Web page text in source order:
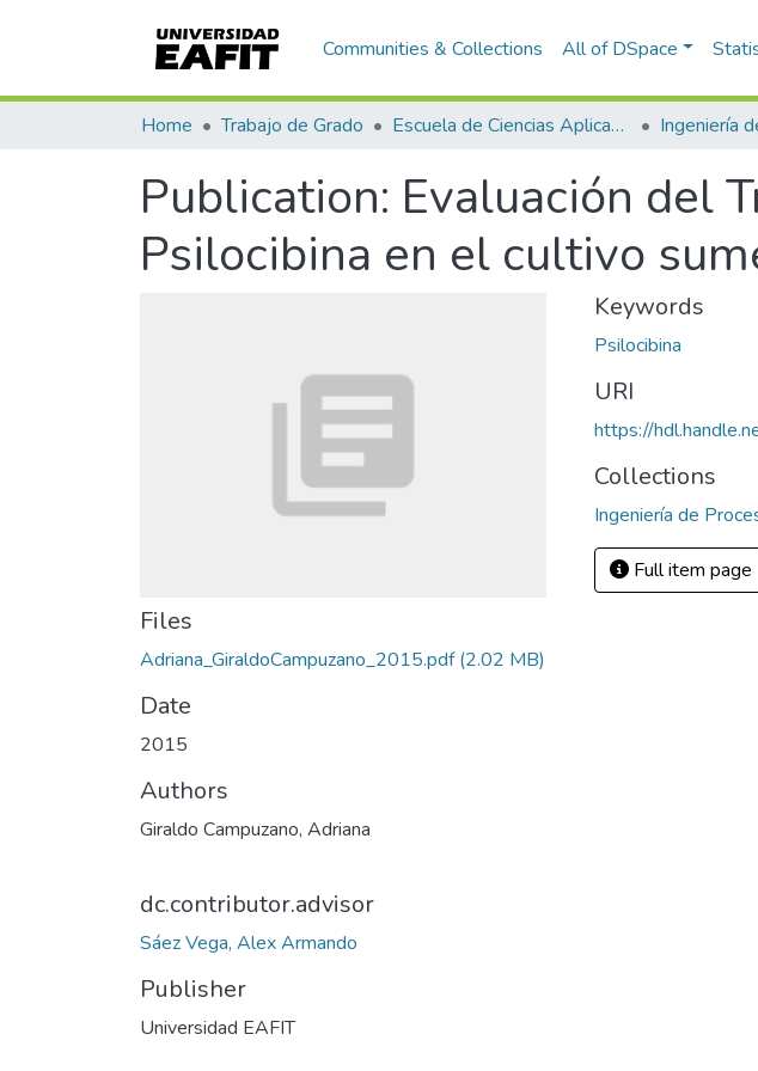
Communities & Collections All of DSpace
Home Trabajo de Grado Escuela de Ciencias Aplicadas e Ingeniería
Publication: Evaluación del
Psilocibina en el cultivo
Files
Adriana_GiraldoCampuzano_2015.pdf(2.02 MB)
Date
2015
Authors
Giraldo Campuzano, Adriana
dc.contributor.advisor
Sáez Vega, Alex Armando
Publisher
Universidad EAFIT
Keywords
Psilocibina
URI
https://
Collections
Ingeniería de
Full item page